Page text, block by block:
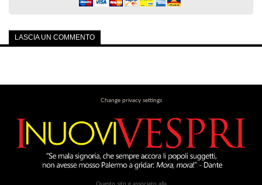
LASCIA UN COMMENTO
Change privacy settings